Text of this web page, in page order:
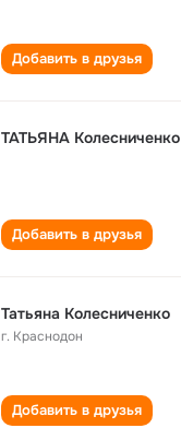
Добавить в друзья
ТАТЬЯНА Колесниченко
Добавить в друзья
Татьяна Колесниченко
г. Краснодон
Добавить в друзья